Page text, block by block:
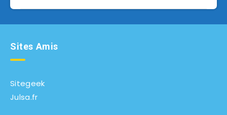
Sites Amis
Sitegeek
Julsa.fr